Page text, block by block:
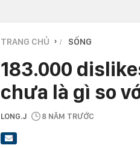
TRANG CHỦ › SỐNG
183.000
chưa là gì so
LONG.J 8 NĂM TRƯỚC